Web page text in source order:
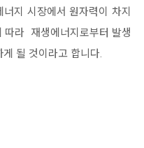
지 시장에서 원자력이 차지
따라 재생에너지로부터 발생
될 것이라고 합니다.